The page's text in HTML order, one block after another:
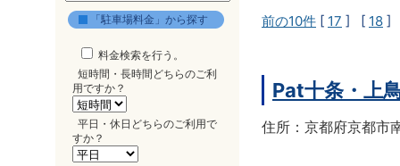
「駐車場料金」から探す
料金検索を行う。
短時間・長時間どちらのご利
用ですか？
平日・休日どちらのご利用で
すか？
前の10件 [ 17 ] [ 18 ]
Pat十条・上
住所：京都府京都市